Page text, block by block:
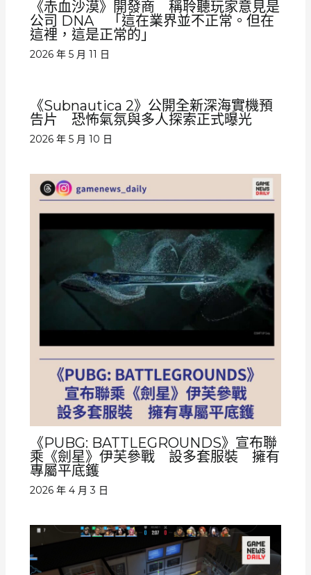
《赤血沙漠》開發商 稱聆聽玩家意見是
公司 DNA 「這在業界並不正常。但在
這裡，這是正常的」
2026 年 5 月 11 日
《Subnautica 2》公開全新深海實機預
告片 恐怖氣氛與多人探索正式曝光
2026 年 5 月 10 日
《PUBG: BATTLEGROUNDS》宣布聯
乘《劍星》伊芙參戰 設多套服裝 擁有
專屬平底鑊
2026 年 4 月 3 日